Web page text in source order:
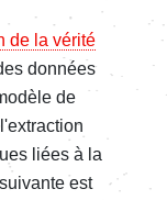
de la vérité
données
de
liées à la
est